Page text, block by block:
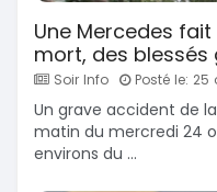
Une Mercedes
mort, des blessés
Soir Info Posté le: 25
Un grave accident de
matin du mercredi 24
environs du ...